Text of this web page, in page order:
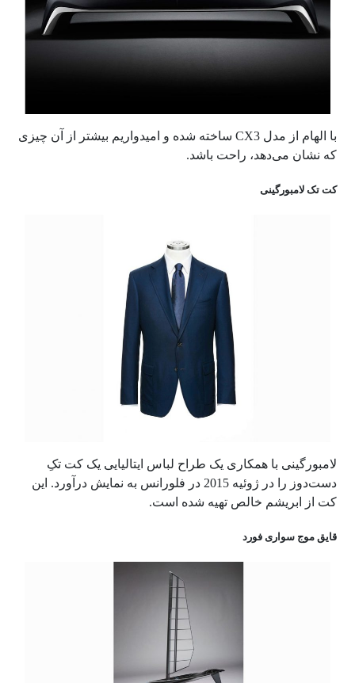
با الهام از مدل CX3ساخته شده و امیدواریم بیشتر از آن چیزی
که نشان می‌دهد، راحت باشد.
کت تک لامبورگینی
لامبورگینی با همکاری یک طراح لباس ایتالیایی یک کت تکِ
دست‌دوز را در ژوئیه 2015 در فلورانس به نمایش درآورد. این
کت از ابریشم خالص تهیه شده است.
قایق موج سواری فورد